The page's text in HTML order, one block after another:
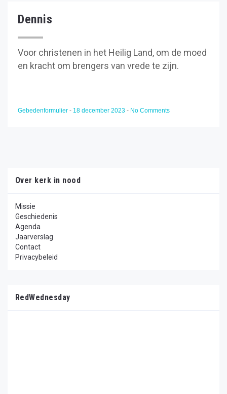
Dennis
Voor christenen in het Heilig Land, om de moed
en kracht om brengers van vrede te zijn.
Gebedenformulier - 18 december 2023 - No Comments
Over kerk in nood
Missie
Geschiedenis
Agenda
Jaarverslag
Contact
Privacybeleid
RedWednesday